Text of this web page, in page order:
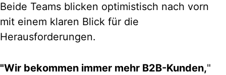
Beide Teams blicken optimistisch nach vorn
mit einem klaren Blick für die
Herausforderungen.
"Wir bekommen immer mehr B2B-Kunden,"